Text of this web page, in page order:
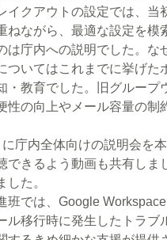
イクアウトの設定では、
ねながら、最適な設定を模
は庁内への説明でした。
ついてはこれまでに挙げ
・教育でした。旧グルー
性の向上やメール容量の
庁内全体向けの説明会を
できるよう動画も共有し
した。
班では、Google
ル移行時に発生したトラ